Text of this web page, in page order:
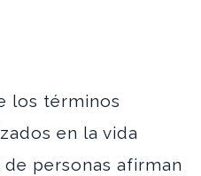
los términos
en la vida
personas afirman